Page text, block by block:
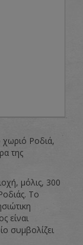
χωριό Ροδιά,
της
μόλις, 300
Το
είναι
συμβολίζει